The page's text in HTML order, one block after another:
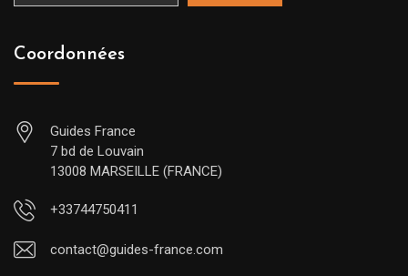
Coordonnées
Guides France
7 bd de Louvain
13008 MARSEILLE (FRANCE)
+33744750411
contact@guides-france.com